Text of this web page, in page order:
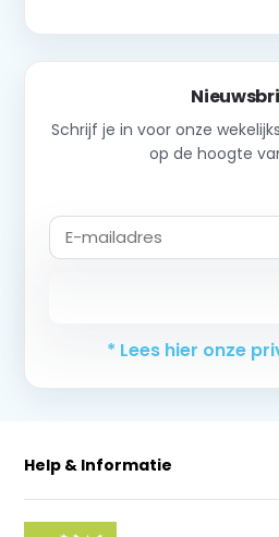
Schrijf je in voor onze
op de hoogte
* Lees hier onze
Help & Informatie